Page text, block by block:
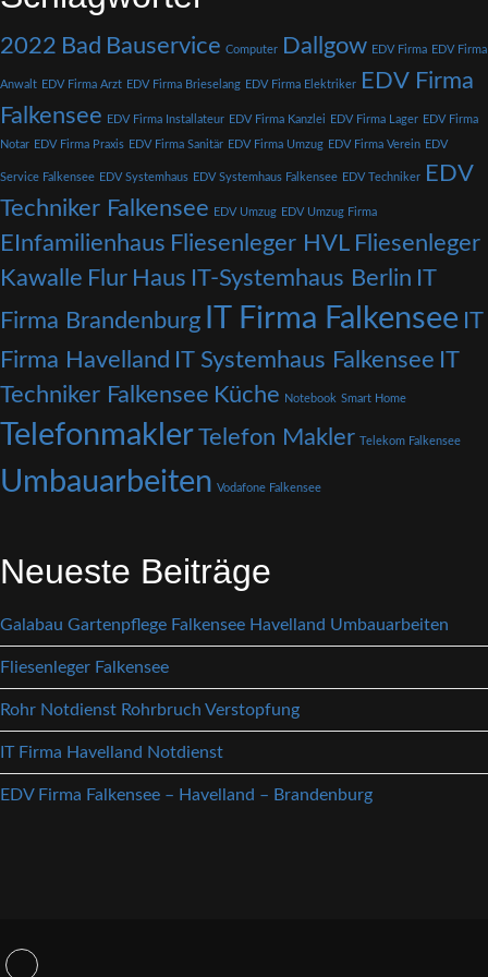
2022 Bad Bauservice Computer Dallgow EDV Firma EDV Firma
Anwalt EDV Firma Arzt EDV Firma Brieselang EDV Firma Elektriker EDV Firma
Falkensee
EDV Firma Installateur EDV Firma Kanzlei EDV Firma Lager EDV Firma
Notar EDV Firma Praxis EDV Firma Sanitär EDV Firma Umzug EDV Firma Verein EDV
Service Falkensee EDV Systemhaus EDV Systemhaus Falkensee EDV Techniker EDV
Techniker Falkensee
EDV Umzug EDV Umzug Firma
EInfamilienhaus Fliesenleger HVL Fliesenleger
Kawalle Flur Haus IT-Systemhaus Berlin IT
Firma Brandenburg IT Firma Falkensee IT
Firma Havelland IT Systemhaus Falkensee IT
Techniker Falkensee Küche Notebook Smart Home
TelefonmaklerTelefon Makler Telekom Falkensee
Umbauarbeiten Vodafone Falkensee
Neueste Beiträge
Galabau Gartenpflege Falkensee Havelland Umbauarbeiten
Fliesenleger Falkensee
Rohr Notdienst Rohrbruch Verstopfung
IT Firma Havelland Notdienst
EDV Firma Falkensee – Havelland – Brandenburg